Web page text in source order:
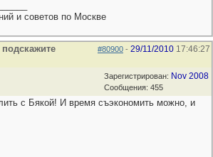
и советов по Москве
#80900 - 29/11/2010 17:46:27
подскажите
Зарегистрирован: Nov 2008
Сообщения: 455
с Бякой! И время съэкономить можно, и